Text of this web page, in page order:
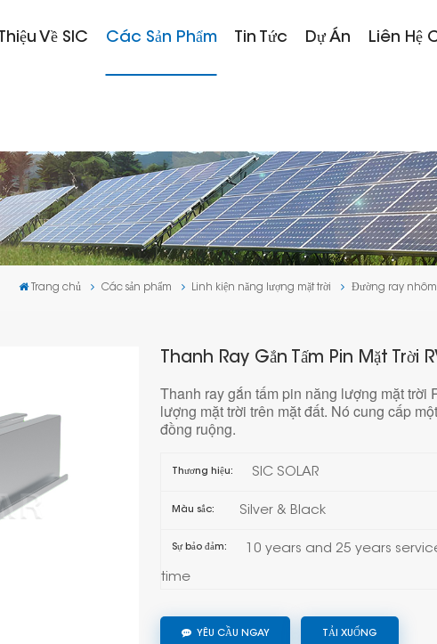
Về SIC Các Sản Phẩm Tin Tức Dự Án Liên Hệ
Trang chủ Các sản phẩm Linh kiện năng lượng mặt trời Đường ray nhôm
Thanh Ray Gắn Tấm Pin Mặt Trời
Thanh ray gắn tấm pin năng lượng mặt trời
lượng mặt trời trên mặt đất. Nó cung cấp
đồng ruộng.
Thương hiệu: SIC SOLAR
Màu sắc: Silver & Black
Sự bảo đảm: 10 years and 25 years
time
YÊU CẦU NGAY TẢI XUỐNG